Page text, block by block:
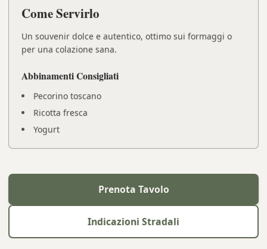
Come Servirlo
Un souvenir dolce e autentico, ottimo sui formaggi o
per una colazione sana.
Abbinamenti Consigliati
Pecorino toscano
Ricotta fresca
Yogurt
Prenota Tavolo
Indicazioni Stradali